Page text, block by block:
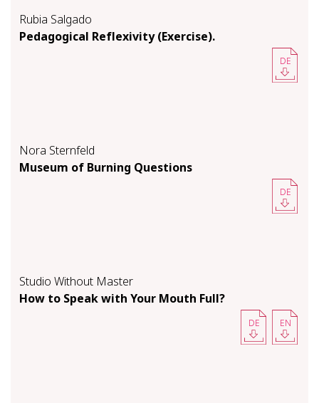
Rubia Salgado
Ped­a­gog­i­cal Re­flex­iv­i­ty (Ex­er­cise).
DE
Nora Sternfeld
Mu­se­um of Burn­ing Ques­tions
DE
Studio Without Master
How to Speak with Your Mouth Full?
DE EN